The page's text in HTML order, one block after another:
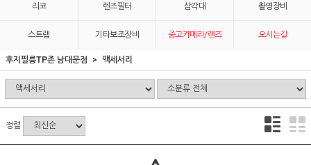
리코 렌즈필터 삼각대 촬영장비
스트랩 기타보조장비 중고카메라/렌즈 오시는길
후지필름TP존 남대문점 액세서리
정렬